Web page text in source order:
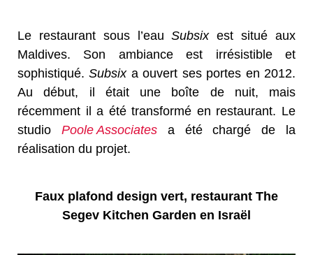
Le restaurant sous l’eauSubsixest situé aux
Maldives. Son ambiance est irrésistible et
sophistiqué.Subsixa ouvert ses portes en 2012.
Au début, il était une boîte de nuit, mais
récemment il a été transformé en restaurant. Le
studio Poole Associatesa été chargé de la
réalisation du projet.
Faux plafond design vert, restaurant The
Segev Kitchen Garden en Israël